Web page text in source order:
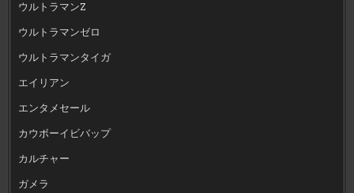
ウルトラマンZ
ウルトラマンゼロ
ウルトラマンタイガ
エイリアン
エンタメセール
カウボーイビバップ
カルチャー
ガメラ